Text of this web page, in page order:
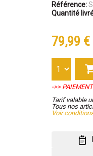
Référence:
Quantité
79,99 €
->>
Tarif valable
Tous nos
Voir